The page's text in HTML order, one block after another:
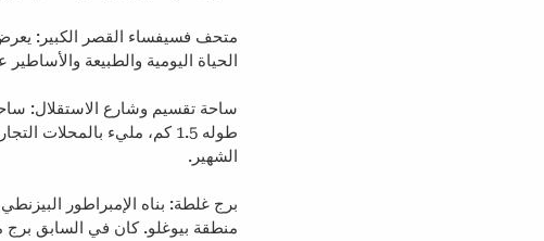
الحياة اليومية والطبيعة
ساحة تقسيم وشارع الاستقلال:
طوله 1.5 كم، مليء
الشهير.
منطقة بيوغلو. كان في السابق